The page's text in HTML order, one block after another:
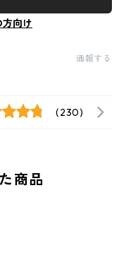
方向け
通報する
(230)
商品